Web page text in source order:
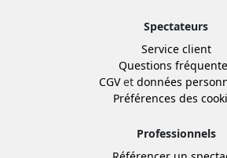
Spectateurs
Service client
Questions
CGVet données
Préférences des
Professionnels